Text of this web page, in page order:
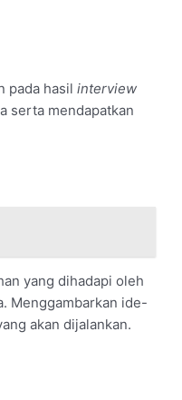
pada hasilinterview
serta mendapatkan
yang dihadapi oleh
Menggambarkan ide-
akan dijalankan.